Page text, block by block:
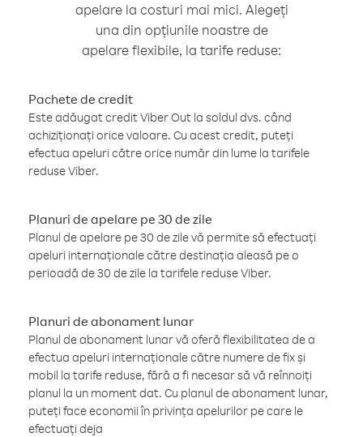
apelare la costuri mai mici. Alegeți
una din opțiunile noastre de
apelare flexibile, la tarife reduse:
Pachete de credit
Este adăugat credit Viber Out la soldul dvs. când
achiziționați orice valoare. Cu acest credit, puteți
efectua apeluri către orice număr din lume la tarifele
reduse Viber.
Planuri de apelare pe 30 de zile
Planul de apelare pe 30 de zile vă permite să efectuați
apeluri internaționale către destinația aleasă pe o
perioadă de 30 de zile la tarifele reduse Viber.
Planuri de abonament lunar
Planul de abonament lunar vă oferă flexibilitatea de a
efectua apeluri internaționale către numere de fix și
mobil la tarife reduse, fără a fi necesar să vă reînnoiți
planul la un moment dat. Cu planul de abonament lunar,
puteți face economii în privința apelurilor pe care le
efectuați deja